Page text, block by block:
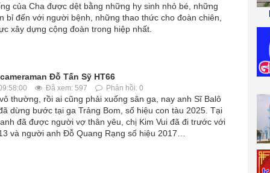
của Cha được dệt bằng những hy sinh nhỏ bé, những
bỉ đến với người bệnh, những thao thức cho đoàn chiên,
xây dựng cộng đoàn trong hiệp nhất.
Đỗ Tấn Sỹ HT66
Đã xem: 597 Phản hồi: 0
thường, rồi ai cũng phải xuống sân ga, nay anh Sĩ Balô
dừng bước tại ga Trảng Bom, số hiệu con tàu 2025. Tại
đã được người vợ thân yêu, chị Kim Vui đã đi trước với
và người anh Đỗ Quang Rạng số hiệu 2017…